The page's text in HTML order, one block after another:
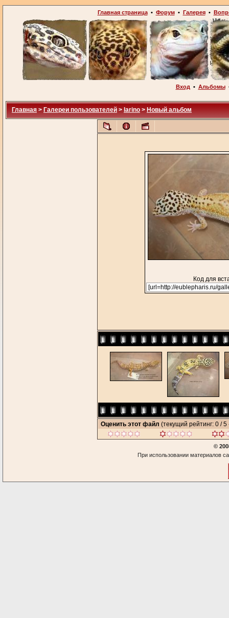
Главная страница• Форум• Галерея•
Вход • Альбомы
Главная > Галереи пользователей > larino > Новый альбом
Код для
Оценить этот файл (текущий рейтинг: 0 / 5
©
При использовании материалов